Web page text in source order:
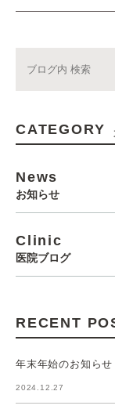
CATEGORY
News
お知らせ
Clinic
医院ブログ
RECENT
年末年始のお知らせ
2024.12.27